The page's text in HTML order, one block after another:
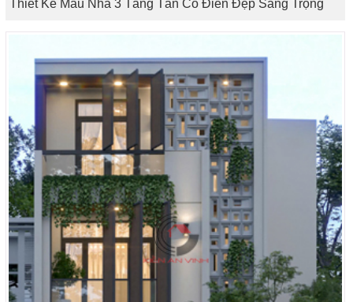
Thiết Kế Mẫu Nhà 3 Tầng Tân Cổ Điển Đẹp Sang Trọng